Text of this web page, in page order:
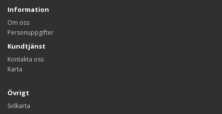
Information
Om oss
Personuppgifter
Kundtjänst
Kontakta oss
Karta
Övrigt
Sidkarta